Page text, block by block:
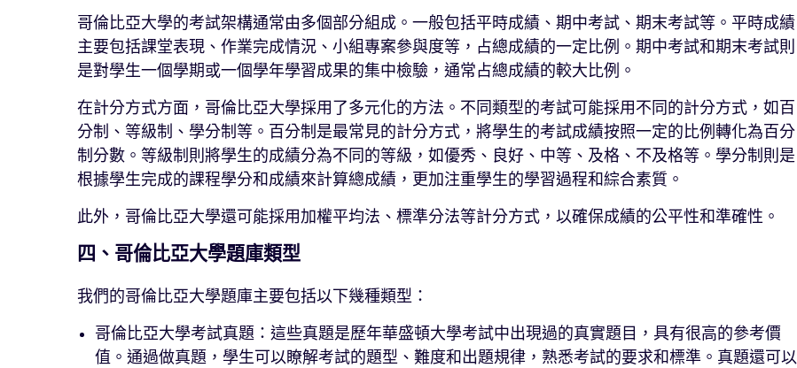
哥倫比亞大學的考試架構通常由多個部分組成。一般包括平時成績、期中考試、期末考試等。平時成績
主要包括課堂表現、作業完成情況、小組專案參與度等，占總成績的一定比例。期中考試和期末考試則
是對學生一個學期或一個學年學習成果的集中檢驗，通常占總成績的較大比例。
在計分方式方面，哥倫比亞大學採用了多元化的方法。不同類型的考試可能採用不同的計分方式，如百
分制、等級制、學分制等。百分制是最常見的計分方式，將學生的考試成績按照一定的比例轉化為百分
制分數。等級制則將學生的成績分為不同的等級，如優秀、良好、中等、及格、不及格等。學分制則是
根據學生完成的課程學分和成績來計算總成績，更加注重學生的學習過程和綜合素質。
此外，哥倫比亞大學還可能採用加權平均法、標準分法等計分方式，以確保成績的公平性和準確性。
四、哥倫比亞大學題庫類型
我們的哥倫比亞大學題庫主要包括以下幾種類型：
哥倫比亞大學考試真題：這些真題是歷年華盛頓大學考試中出現過的真實題目，具有很高的參考價
值。通過做真題，學生可以瞭解考試的題型、難度和出題規律，熟悉考試的要求和標準。真題還可以